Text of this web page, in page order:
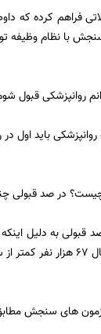
فراهم کرده که
روانپزشکی قبول
باید
در صد قبولی
قبولی به دلیل
شد.
آزمون های سنجش